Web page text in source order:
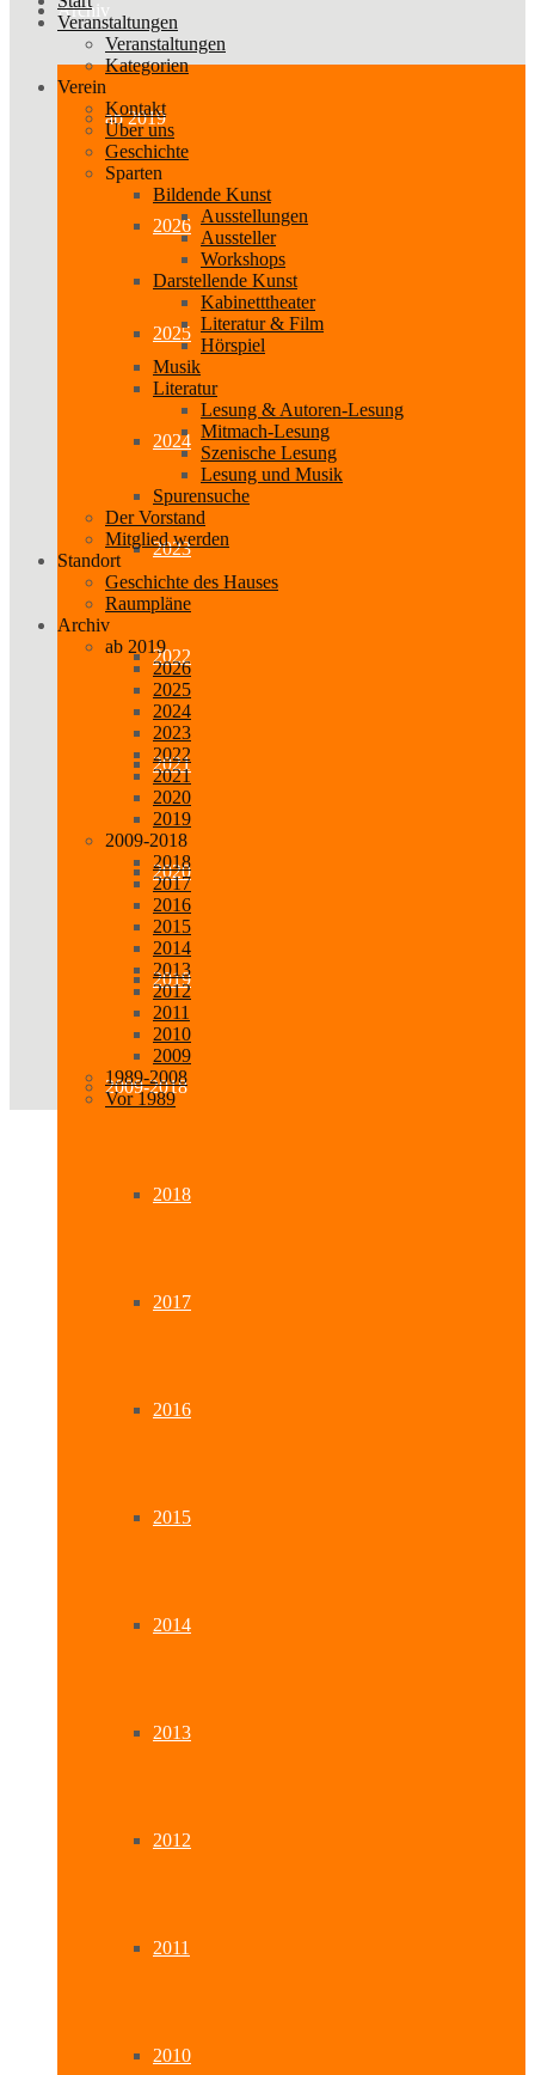
Archiv
ab 2019
2026
2025
2024
2023
2022
2021
2020
2019
2009-2018
2018
2017
2016
2015
2014
2013
2012
2011
2010
Veranstaltungen
Veranstaltungen
Kategorien
Verein
Kontakt
Über uns
Geschichte
Sparten
Bildende Kunst
Ausstellungen
Aussteller
Workshops
Darstellende Kunst
Kabinetttheater
Literatur & Film
Hörspiel
Musik
Literatur
Lesung & Autoren-Lesung
Mitmach-Lesung
Szenische Lesung
Lesung und Musik
Spurensuche
Der Vorstand
Mitglied werden
Standort
Geschichte des Hauses
Raumpläne
Archiv
ab 2019
2026
2025
2024
2023
2022
2021
2020
2019
2009-2018
2018
2017
2016
2015
2014
2013
2012
2011
2010
2009
1989-2008
Vor 1989